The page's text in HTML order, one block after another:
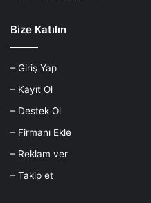
Bize Katılın
– Giriş Yap
– Kayıt Ol
– Destek Ol
– Firmanı Ekle
– Reklam ver
– Takip et